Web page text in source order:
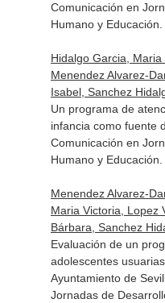
Comunicación en
Humano y
Hidalgo Garcia, Maria
Menendez Alvarez-
Isabel, Sanchez
Un programa de
infancia como fuente
Comunicación en
Humano y
Menendez Alvarez-
Maria Victoria, Lopez
Bárbara, Sanchez
Evaluación de un
adolescentes
Ayuntamiento de
Jornadas de